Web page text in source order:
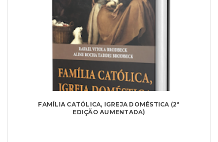
FAMÍLIA CATÓLICA, IGREJA DOMÉSTICA (2ª
EDIÇÃO AUMENTADA)